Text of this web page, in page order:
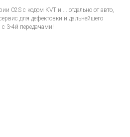
02S с кодом KVT и ... отдельно от авто,
для дефектовки и дальнейшего
3-4й передачами!